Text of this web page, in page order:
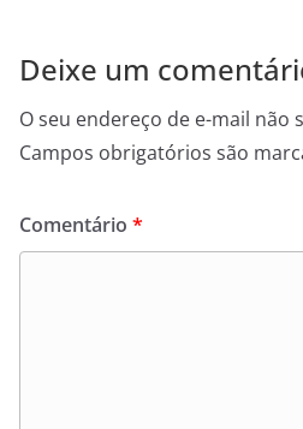
Deixe um
O seu endereço de e-mail não
Campos obrigatórios são
Comentário *